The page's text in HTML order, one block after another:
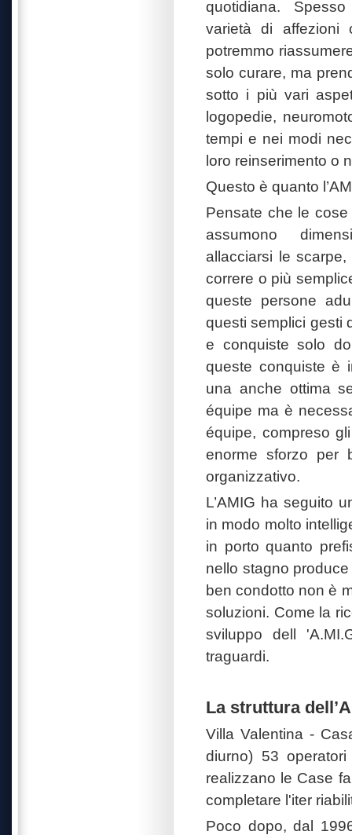
quotidiana.
varietà di affezioni
potremmo
solo curare, ma
sotto i più vari
logopedie,
tempi e nei modi
loro reinserimento o
Questo è quanto
Pensate che le
assumono
allacciarsi le
correre o più
queste persone
questi semplici gesti
e conquiste solo
queste conquiste è
una anche ottima
équipe ma è
équipe, compreso
enorme sforzo per
organizzativo.
L’AMIG ha seguito
in modo molto
in porto quanto
nello stagno
ben condotto non è
soluzioni. Come la
sviluppo dell
traguardi.
La struttura
Villa Valentina -
diurno) 53
realizzano le Case
completare l'iter
Poco dopo, dal